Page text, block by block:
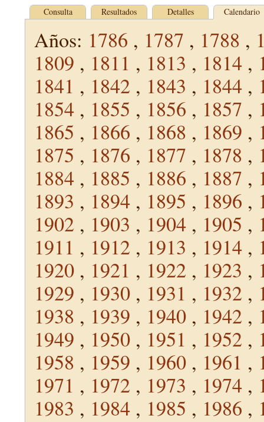
Consulta Resultados Detalles Calendario
Años: 1786 , 1787 , 1788 ,
1809 , 1811 , 1813 , 1814 ,
1841 , 1842 , 1843 , 1844 ,
1854 , 1855 , 1856 , 1857 ,
1865 , 1866 , 1868 , 1869 ,
1875 , 1876 , 1877 , 1878 ,
1884 , 1885 , 1886 , 1887 ,
1893 , 1894 , 1895 , 1896 ,
1902 , 1903 , 1904 , 1905 ,
1911 , 1912 , 1913 , 1914 ,
1920 , 1921 , 1922 , 1923 ,
1929 , 1930 , 1931 , 1932 ,
1938 , 1939 , 1940 , 1942 ,
1949 , 1950 , 1951 , 1952 ,
1958 , 1959 , 1960 , 1961 ,
1971 , 1972 , 1973 , 1974 ,
1983 , 1984 , 1985 , 1986 ,